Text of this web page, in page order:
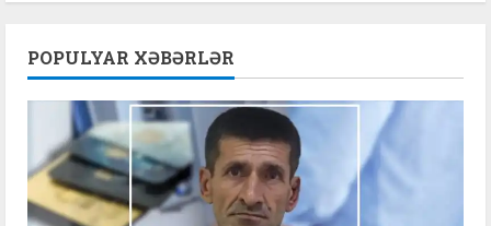
POPULYAR XƏBƏRLƏR